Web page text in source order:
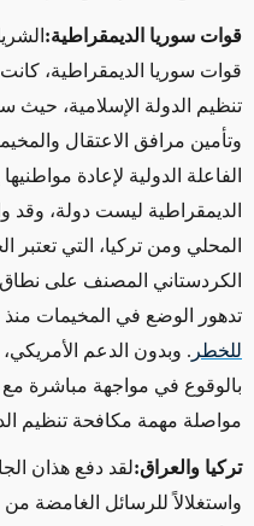
قوات سوريا الديمقراطية:
قوات سوريا الديمقراطية،
تنظيم الدولة الإسلامية،
وتأمين مرافق الاعتقال
الفاعلة الدولية لإعادة
الديمقراطية ليست دولة، وقد
المحلي ومن تركيا، التي تعتبر
الكردستاني المصنف على
تدهور الوضع في المخيمات
للخطر . وبدون الدعم
بالوقوع في مواجهة مباشرة مع
مواصلة مهمة مكافحة تنظيم
تركيا والعراق:لقد دفع هذان
واستغلالاً للرسائل الغامضة